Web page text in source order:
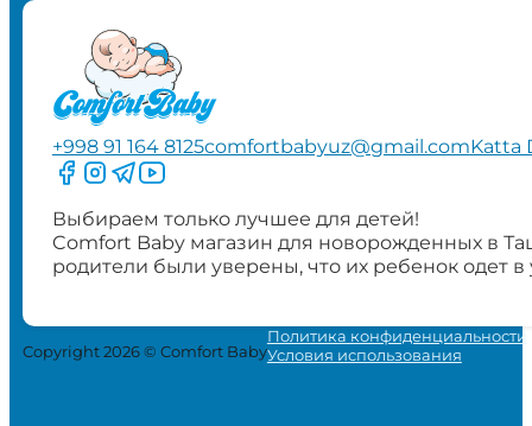
+998 91 164 8125comfortbabyuz@gmail.comKatta
Следите за нами на Facebook
Следите за нами в Instagram
Следите за нами в Telegram
Следите за нами в YouTube
Выбираем только лучшее для детей!
Comfort Baby магазин для новорожденных в
родители были уверены, что их ребенок одет
Copyright 2026 © Comfort Baby
Политика конфиденциальности
Условия использования